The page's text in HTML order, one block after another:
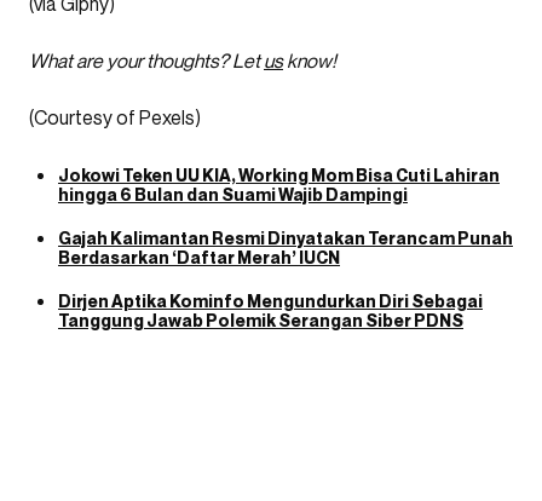
What are your thoughts? Letusknow!
(Courtesy of Pexels)
Jokowi Teken UU KIA, Working Mom Bisa Cuti Lahiran
hingga 6 Bulan dan Suami Wajib Dampingi
Gajah Kalimantan Resmi Dinyatakan Terancam Punah
Berdasarkan ‘Daftar Merah’ IUCN
Dirjen Aptika Kominfo Mengundurkan Diri Sebagai
Tanggung Jawab Polemik Serangan Siber PDNS